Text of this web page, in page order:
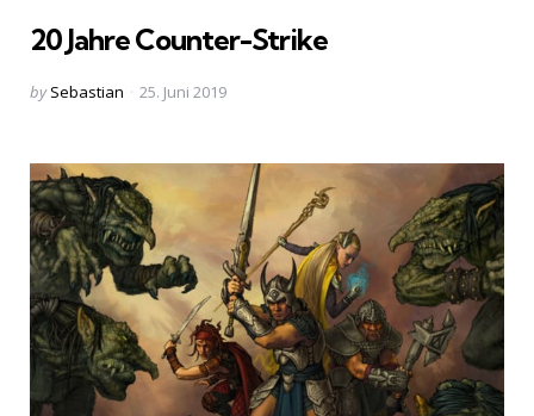
20 Jahre Counter-Strike
Posted
by Sebastian 25. Juni 2019